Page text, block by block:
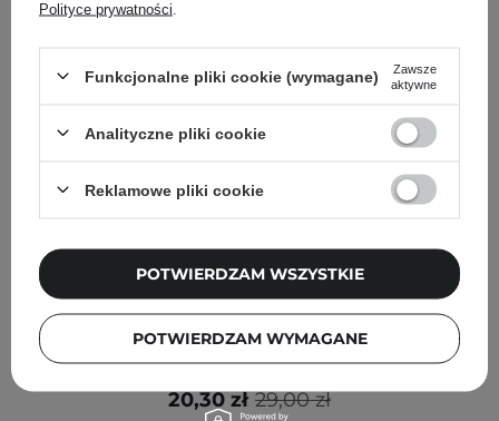
PROMOCJA
La-Le - Hydrolat Borowinowy z Lipą do Skóry z
29,00 zł
20,30 zł
Polityce prywatności
Funkcjonalne pliki cookie (wymagane)
Zawsze
aktywne
Analityczne pliki cookie
Reklamowe pliki cookie
POTWIERDZAM WYMAGANE
POTWIERDZAM WSZYSTKIE